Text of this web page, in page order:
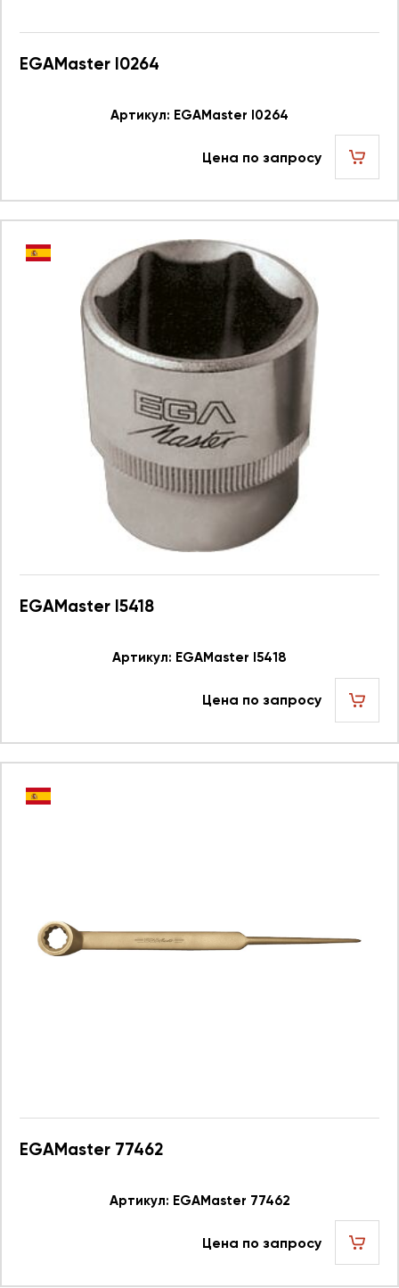
EGAMaster I0264
Артикул: EGAMaster I0264
Цена по запросу
EGAMaster I5418
Артикул: EGAMaster I5418
Цена по запросу
EGAMaster 77462
Артикул: EGAMaster 77462
Цена по запросу